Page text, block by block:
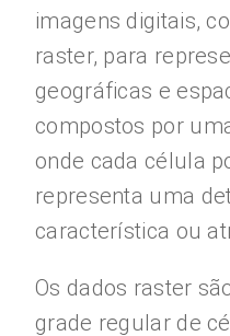
imagens digitais,
raster, para
geográficas e
compostos por
onde cada célula
representa uma
característica ou
Os dados raster
grade regular de